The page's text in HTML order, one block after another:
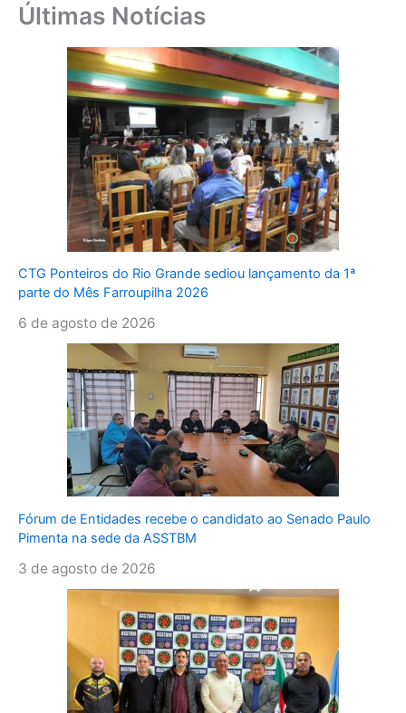
Últimas Notícias
CTG Ponteiros do Rio Grande sediou lançamento da 1ª
parte do Mês Farroupilha 2026
6 de agosto de 2026
Fórum de Entidades recebe o candidato ao Senado Paulo
Pimenta na sede da ASSTBM
3 de agosto de 2026